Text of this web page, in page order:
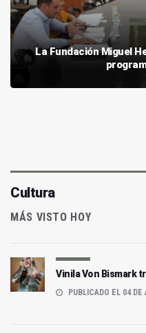
La Fundación Miguel
Cultura
MÁS VISTO HOY
Vinila Von Bismark
PUBLICADO EL 04